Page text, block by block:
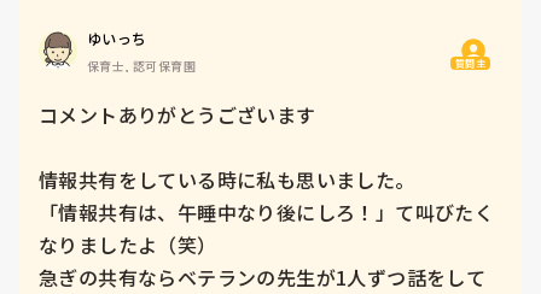
ゆいっち
保育士, 認可保育園 質問主
コメントありがとうございます
情報共有をしている時に私も思いました。
「情報共有は、午睡中なり後にしろ！」て叫びたく
なりましたよ（笑）
急ぎの共有ならベテランの先生が1人ずつ話をして